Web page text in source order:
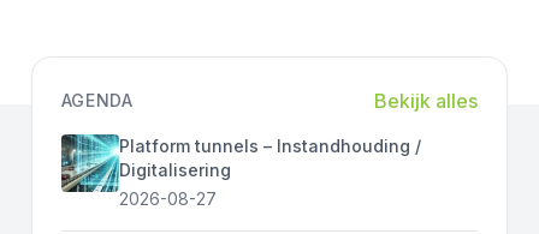
AGENDA Bekijk alles
Platform tunnels – Instandhouding /
Digitalisering
2026-08-27